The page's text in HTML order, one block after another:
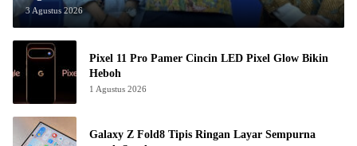
3 Agustus 2026
Pixel 11 Pro Pamer Cincin LED Pixel Glow Bikin
Heboh
1 Agustus 2026
Galaxy Z Fold8 Tipis Ringan Layar Sempurna